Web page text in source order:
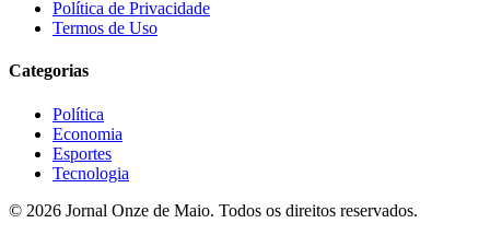
Política de Privacidade
Termos de Uso
Categorias
Política
Economia
Esportes
Tecnologia
© 2026 Jornal Onze de Maio. Todos os direitos reservados.